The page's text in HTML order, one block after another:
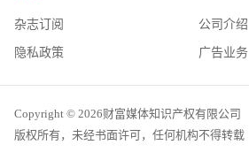
杂志订阅 公司介绍
隐私政策 广告业务
Copyright © 2026财富媒体知识产权有限公司
版权所有，未经书面许可，任何机构不得转载